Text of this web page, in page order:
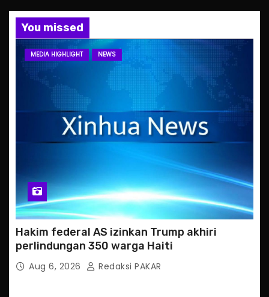
You missed
MEDIA HIGHLIGHT NEWS
Hakim federal AS izinkan Trump akhiri
perlindungan 350 warga Haiti
Aug 6, 2026 Redaksi PAKAR